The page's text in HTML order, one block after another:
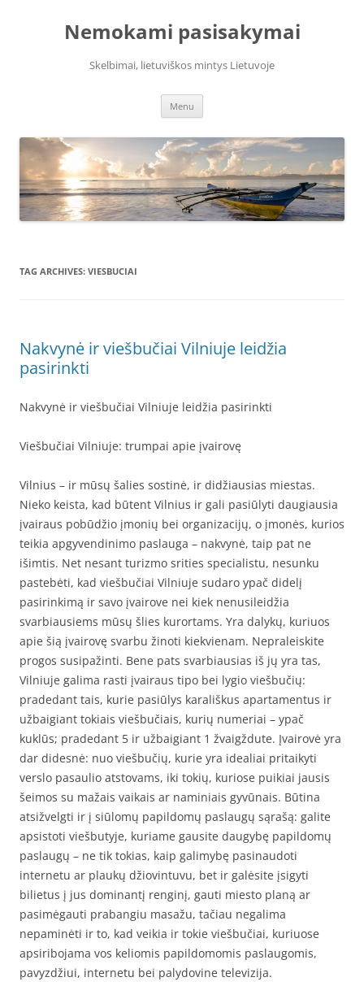
Nemokami pasisakymai
Skelbimai, lietuviškos mintys Lietuvoje
Menu
TAG ARCHIVES: VIESBUCIAI
Nakvynė ir viešbučiai Vilniuje leidžia
pasirinkti
Nakvynė ir viešbučiai Vilniuje leidžia pasirinkti
Viešbučiai Vilniuje: trumpai apie įvairovę
Vilnius – ir mūsų šalies sostinė, ir didžiausias miestas.
Nieko keista, kad būtent Vilnius ir gali pasiūlyti daugiausia
įvairaus pobūdžio įmonių bei organizacijų, o įmonės, kurios
teikia apgyvendinimo paslauga – nakvynė, taip pat ne
išimtis. Net nesant turizmo srities specialistu, nesunku
pastebėti, kad viešbučiai Vilniuje sudaro ypač didelį
pasirinkimą ir savo įvairove nei kiek nenusileidžia
svarbiausiems mūsų šlies kurortams. Yra dalykų, kuriuos
apie šią įvairovę svarbu žinoti kiekvienam. Nepraleiskite
progos susipažinti. Bene pats svarbiausias iš jų yra tas,
Vilniuje galima rasti įvairaus tipo bei lygio viešbučių:
pradedant tais, kurie pasiūlys karališkus apartamentus ir
užbaigiant tokiais viešbučiais, kurių numeriai – ypač
kuklūs; pradedant 5 ir užbaigiant 1 žvaigždute. Įvairovė yra
dar didesnė: nuo viešbučių, kurie yra idealiai pritaikyti
verslo pasaulio atstovams, iki tokių, kuriose puikiai jausis
šeimos su mažais vaikais ar naminiais gyvūnais. Būtina
atsižvelgti ir į siūlomų papildomų paslaugų sąrašą: galite
apsistoti viešbutyje, kuriame gausite daugybę papildomų
paslaugų – ne tik tokias, kaip galimybę pasinaudoti
internetu ar plaukų džiovintuvu, bet ir galėsite įsigyti
bilietus į jus dominantį renginį, gauti miesto planą ar
pasimėgauti prabangiu masažu, tačiau negalima
nepaminėti ir to, kad veikia ir tokie viešbučiai, kuriuose
apsiribojama vos keliomis papildomomis paslaugomis,
pavyzdžiui, internetu bei palydovine televizija.